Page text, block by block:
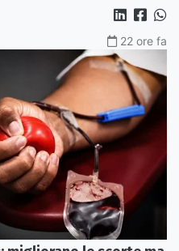
22 ore fa